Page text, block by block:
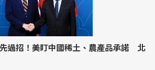
過招！美盯中國稀土、農產品承諾 北